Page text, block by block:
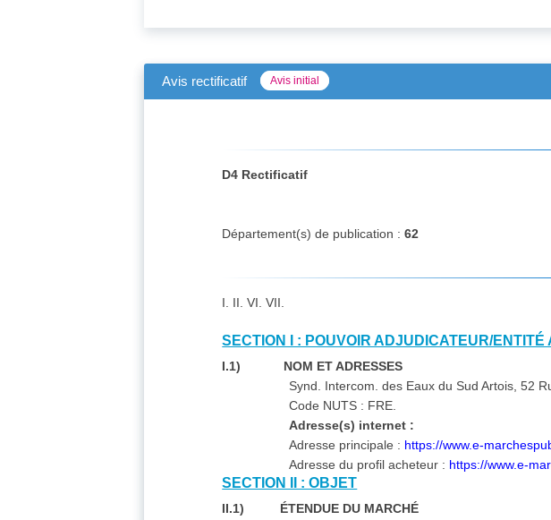
Avis rectificatif Avis initial
D4 Rectificatif
Département(s) de publication :62
I. II. VI. VII.
SECTION I : POUVOIR ADJUDICATEUR/ENTITÉ
I.1) NOM ET ADRESSES
Synd. Intercom. des Eaux du Sud Artois, 52
Code NUTS : FRE.
Adresse(s) internet :
Adresse principale : https://www.e-
Adresse du profil acheteur : https://www.e-
SECTION II : OBJET
II.1) ÉTENDUE DU MARCHÉ